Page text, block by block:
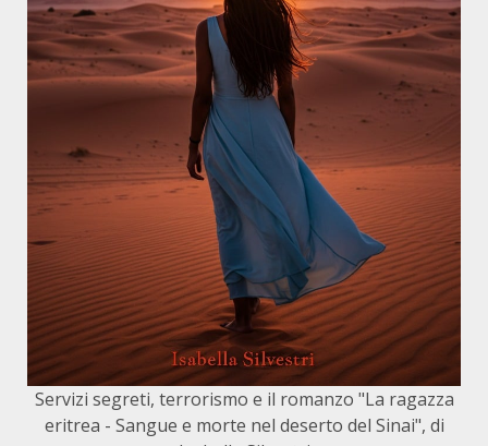
Servizi segreti, terrorismo e il romanzo "La ragazza
eritrea - Sangue e morte nel deserto del Sinai", di